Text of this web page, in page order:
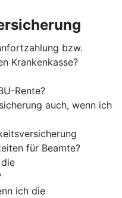
bzw.
Krankenkasse?
Rente?
auch, wenn ich
für Beamte?
ich die